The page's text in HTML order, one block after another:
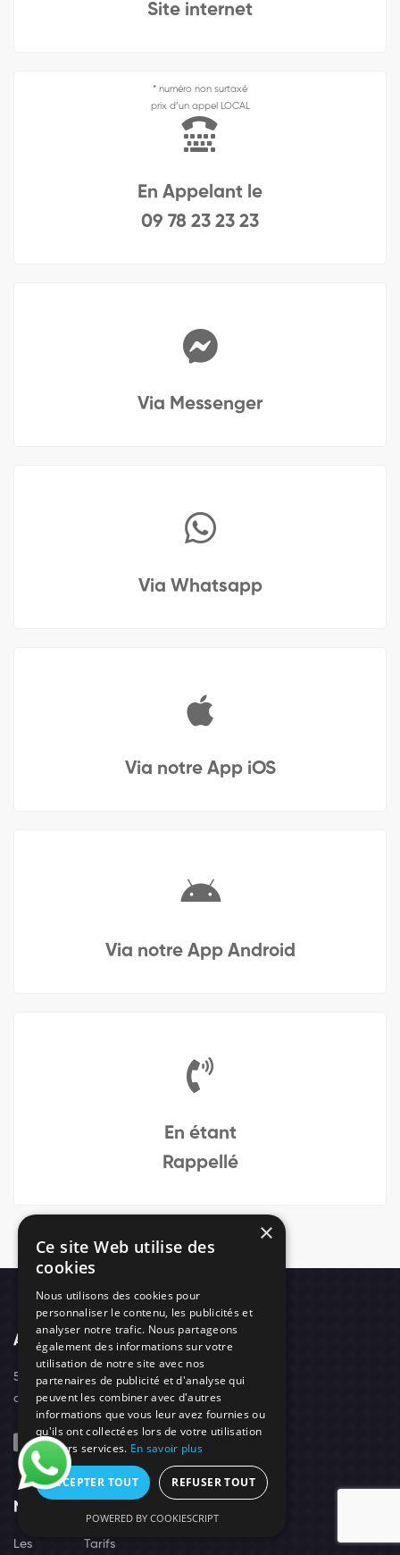
Site internet
* numéro non surtaxé
prix d’un appel LOCAL
En Appelant le
09 78 23 23 23
Via Messenger
Via Whatsapp
Via notre App iOS
Via notre App Android
En étant
Rappellé
Adresse
52, boulevard d'Arras - 42300 - Roanne
contact@needs-protect.fr
Navigation
Les Tarifs
×
Ce site Web utilise des
cookies
Nous utilisons des cookies pour
personnaliser le contenu, les publicités et
analyser notre trafic. Nous partageons
également des informations sur votre
utilisation de notre site avec nos
partenaires de publicité et d'analyse qui
peuvent les combiner avec d'autres
informations que vous leur avez fournies ou
qu'ils ont collectées lors de votre utilisation
de leurs services. En savoir plus
ACCEPTER TOUT REFUSER TOUT
POWERED BY COOKIESCRIPT